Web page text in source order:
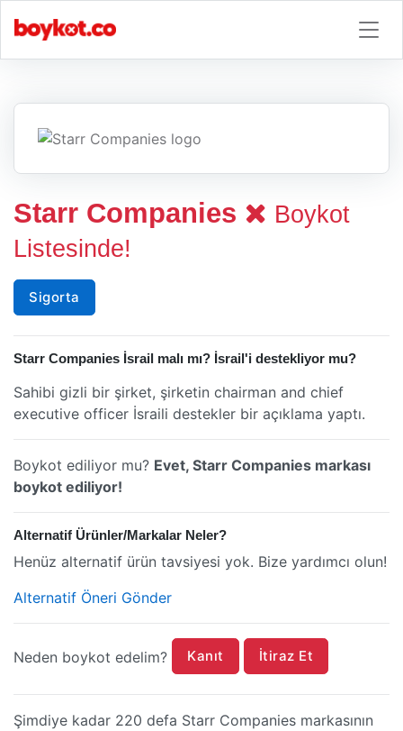
Starr Companies
Boykot
Listesinde!
Sigorta
Starr Companies İsrail malı mı? İsrail'i destekliyor mu?
Sahibi gizli bir şirket, şirketin chairman and chief
executive officer İsraili destekler bir açıklama yaptı.
Boykot ediliyor mu? Evet, Starr Companies markası
boykot ediliyor!
Alternatif Ürünler/Markalar Neler?
Henüz alternatif ürün tavsiyesi yok. Bize yardımcı olun!
Alternatif Öneri Gönder
Neden boykot edelim? Kanıt İtiraz Et
Şimdiye kadar 220 defa Starr Companies markasının